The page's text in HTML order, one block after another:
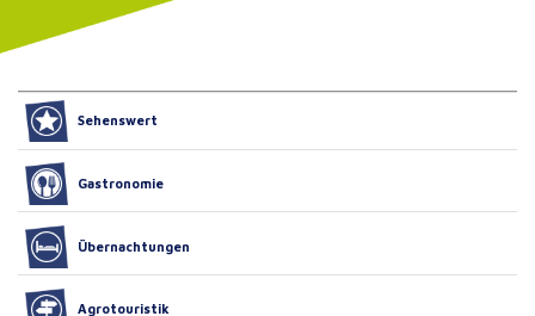
Sehenswert
Gastronomie
Übernachtungen
Agrotouristik